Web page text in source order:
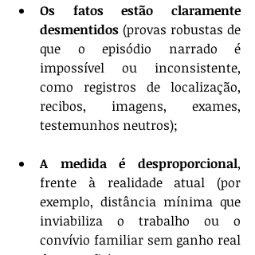
Os fatos estão claramente
desmentidos (provas robustas de
que o episódio narrado é
impossível ou inconsistente,
como registros de localização,
recibos, imagens, exames,
testemunhos neutros);
A medida é desproporcional,
frente à realidade atual (por
exemplo, distância mínima que
inviabiliza o trabalho ou o
convívio familiar sem ganho real